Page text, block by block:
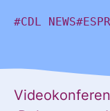
#CDL NEWS